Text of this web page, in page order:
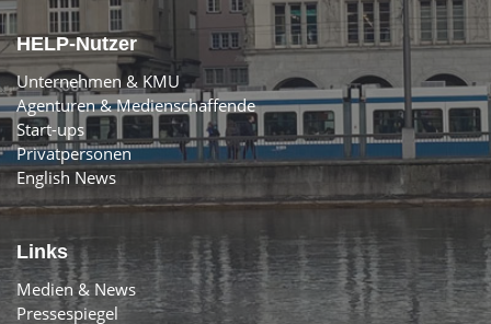
HELP-Nutzer
Unternehmen & KMU
Agenturen & Medienschaffende
Start-ups
Privatpersonen
English News
Links
Medien & News
Pressespiegel